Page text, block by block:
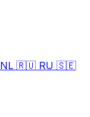
NL 🇷🇺 RU 🇸🇪